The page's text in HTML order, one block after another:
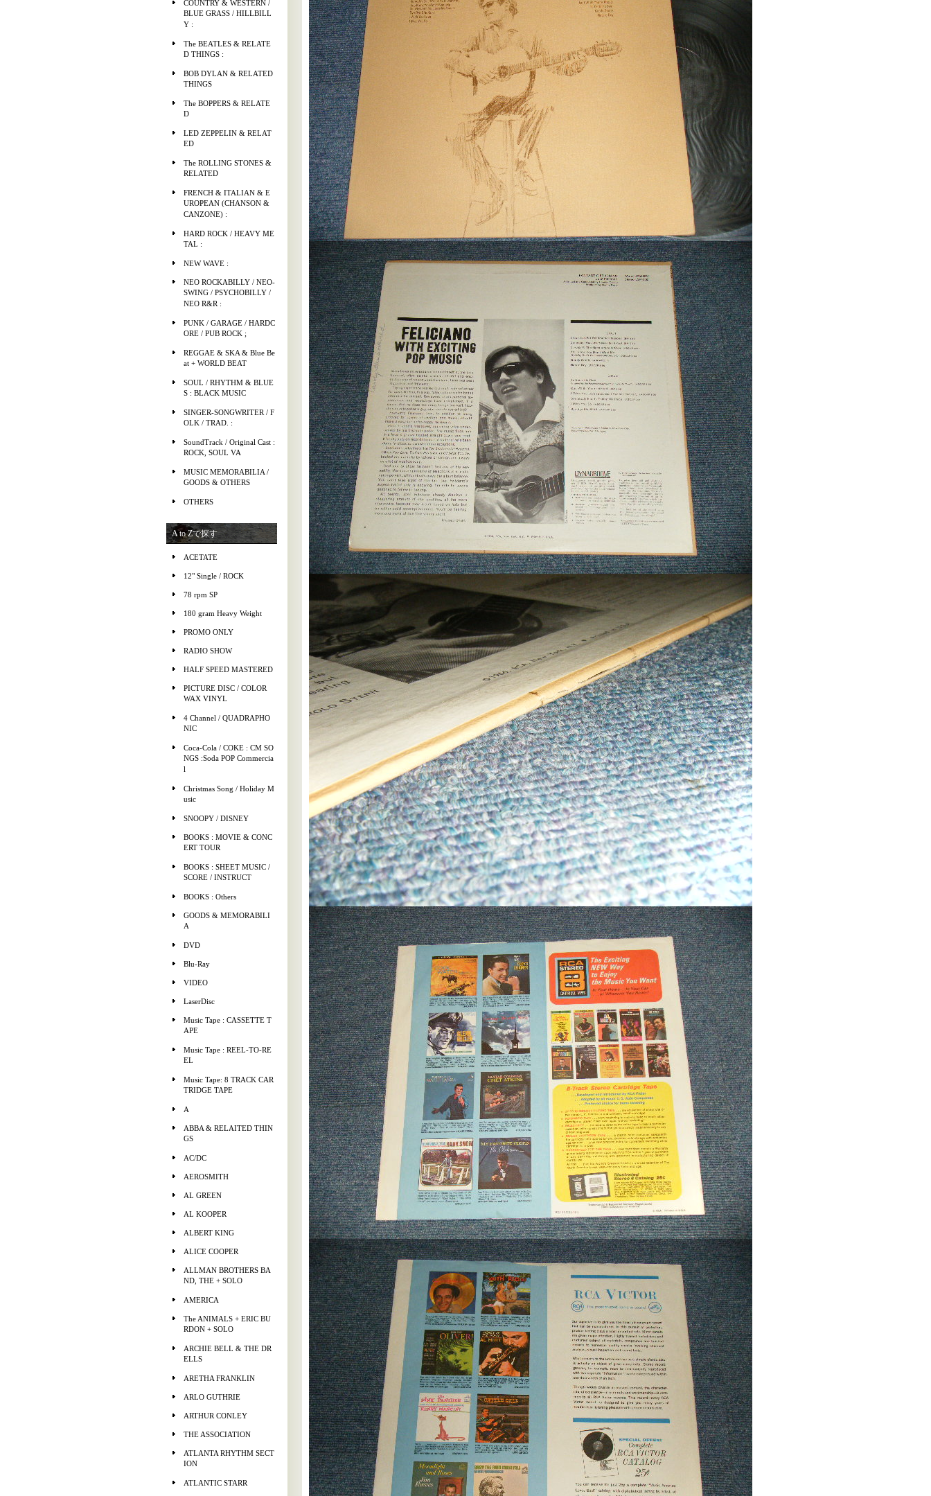
COUNTRY & WESTERN /
BLUE GRASS / HILLBILL
Y :
The BEATLES & RELATE
D THINGS :
BOB DYLAN & RELATED
THINGS
The BOPPERS & RELATE
D
LED ZEPPELIN & RELAT
ED
The ROLLING STONES &
RELATED
FRENCH & ITALIAN & E
UROPEAN (CHANSON &
CANZONE) :
HARD ROCK / HEAVY ME
TAL :
NEW WAVE :
NEO ROCKABILLY / NEO-
SWING / PSYCHOBILLY /
NEO R&R :
PUNK / GARAGE / HARDC
ORE / PUB ROCK ;
REGGAE & SKA & Blue Be
at + WORLD BEAT
SOUL / RHYTHM & BLUE
S : BLACK MUSIC
SINGER-SONGWRITER / F
OLK / TRAD. :
SoundTrack / Original Cast :
ROCK, SOUL VA
MUSIC MEMORABILIA /
GOODS & OTHERS
OTHERS
A to Zで探す
ACETATE
12" Single / ROCK
78 rpm SP
180 gram Heavy Weight
PROMO ONLY
RADIO SHOW
HALF SPEED MASTERED
PICTURE DISC / COLOR
WAX VINYL
4 Channel / QUADRAPHO
NIC
Coca-Cola / COKE : CM SO
NGS :Soda POP Commercia
l
Christmas Song / Holiday M
usic
SNOOPY / DISNEY
BOOKS : MOVIE & CONC
ERT TOUR
BOOKS : SHEET MUSIC /
SCORE / INSTRUCT
BOOKS : Others
GOODS & MEMORABILI
A
DVD
Blu-Ray
VIDEO
LaserDisc
Music Tape : CASSETTE T
APE
Music Tape : REEL-TO-RE
EL
Music Tape: 8 TRACK CAR
TRIDGE TAPE
A
ABBA & RELAITED THIN
GS
AC/DC
AEROSMITH
AL GREEN
AL KOOPER
ALBERT KING
ALICE COOPER
ALLMAN BROTHERS BA
ND, THE + SOLO
AMERICA
The ANIMALS + ERIC BU
RDON + SOLO
ARCHIE BELL & THE DR
ELLS
ARETHA FRANKLIN
ARLO GUTHRIE
ARTHUR CONLEY
THE ASSOCIATION
ATLANTA RHYTHM SECT
ION
ATLANTIC STARR